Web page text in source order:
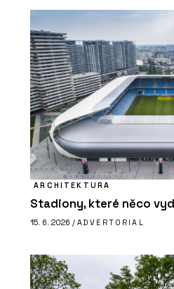
ARCHITEKTURA
Stadiony, které něco
15. 6. 2026 / ADVERTORIAL